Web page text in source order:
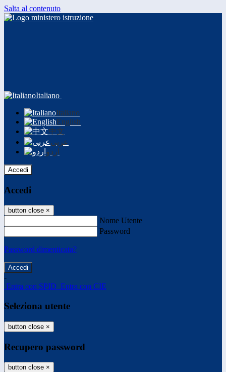
Salta al contenuto
Italiano
Italiano
English
中文
عربى
اردو
Accedi
Accedi
button close ×
Nome Utente
Password
Password dimenticata?
-
Entra con SPID Entra con CIE
Seleziona utente
button close ×
Recupero password
button close ×